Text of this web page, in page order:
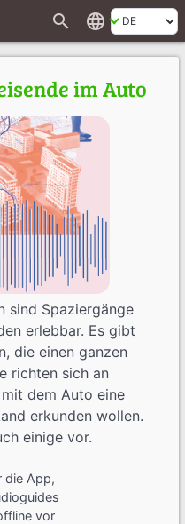
search language
im Auto
sind Spaziergänge
erlebbar. Es gibt
die einen ganzen
richten sich an
dem Auto eine
erkunden wollen.
einige vor.
die App,
vor